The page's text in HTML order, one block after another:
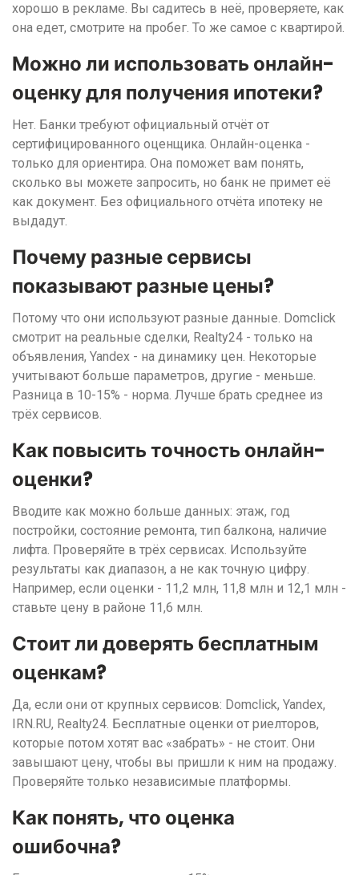
хорошо в рекламе. Вы садитесь в неё, проверяете, как
она едет, смотрите на пробег. То же самое с квартирой.
Можно ли использовать онлайн-
оценку для получения ипотеки?
Нет. Банки требуют официальный отчёт от
сертифицированного оценщика. Онлайн-оценка -
только для ориентира. Она поможет вам понять,
сколько вы можете запросить, но банк не примет её
как документ. Без официального отчёта ипотеку не
выдадут.
Почему разные сервисы
показывают разные цены?
Потому что они используют разные данные. Domclick
смотрит на реальные сделки, Realty24 - только на
объявления, Yandex - на динамику цен. Некоторые
учитывают больше параметров, другие - меньше.
Разница в 10-15% - норма. Лучше брать среднее из
трёх сервисов.
Как повысить точность онлайн-
оценки?
Вводите как можно больше данных: этаж, год
постройки, состояние ремонта, тип балкона, наличие
лифта. Проверяйте в трёх сервисах. Используйте
результаты как диапазон, а не как точную цифру.
Например, если оценки - 11,2 млн, 11,8 млн и 12,1 млн -
ставьте цену в районе 11,6 млн.
Стоит ли доверять бесплатным
оценкам?
Да, если они от крупных сервисов: Domclick, Yandex,
IRN.RU, Realty24. Бесплатные оценки от риелторов,
которые потом хотят вас «забрать» - не стоит. Они
завышают цену, чтобы вы пришли к ним на продажу.
Проверяйте только независимые платформы.
Как понять, что оценка
ошибочна?